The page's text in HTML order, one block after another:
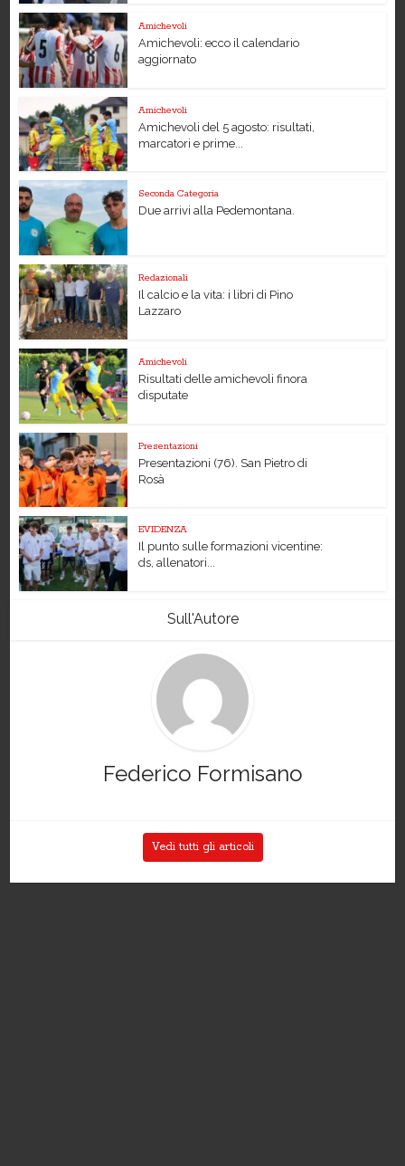
Amichevoli
Amichevoli: ecco il calendario
aggiornato
Amichevoli
Amichevoli del 5 agosto: risultati,
marcatori e prime...
Seconda Categoria
Due arrivi alla Pedemontana.
Redazionali
Il calcio e la vita: i libri di Pino
Lazzaro
Amichevoli
Risultati delle amichevoli finora
disputate
Presentazioni
Presentazioni (76). San Pietro di
Rosà
EVIDENZA
Il punto sulle formazioni vicentine:
ds, allenatori...
Sull'Autore
Federico Formisano
Vedi tutti gli articoli